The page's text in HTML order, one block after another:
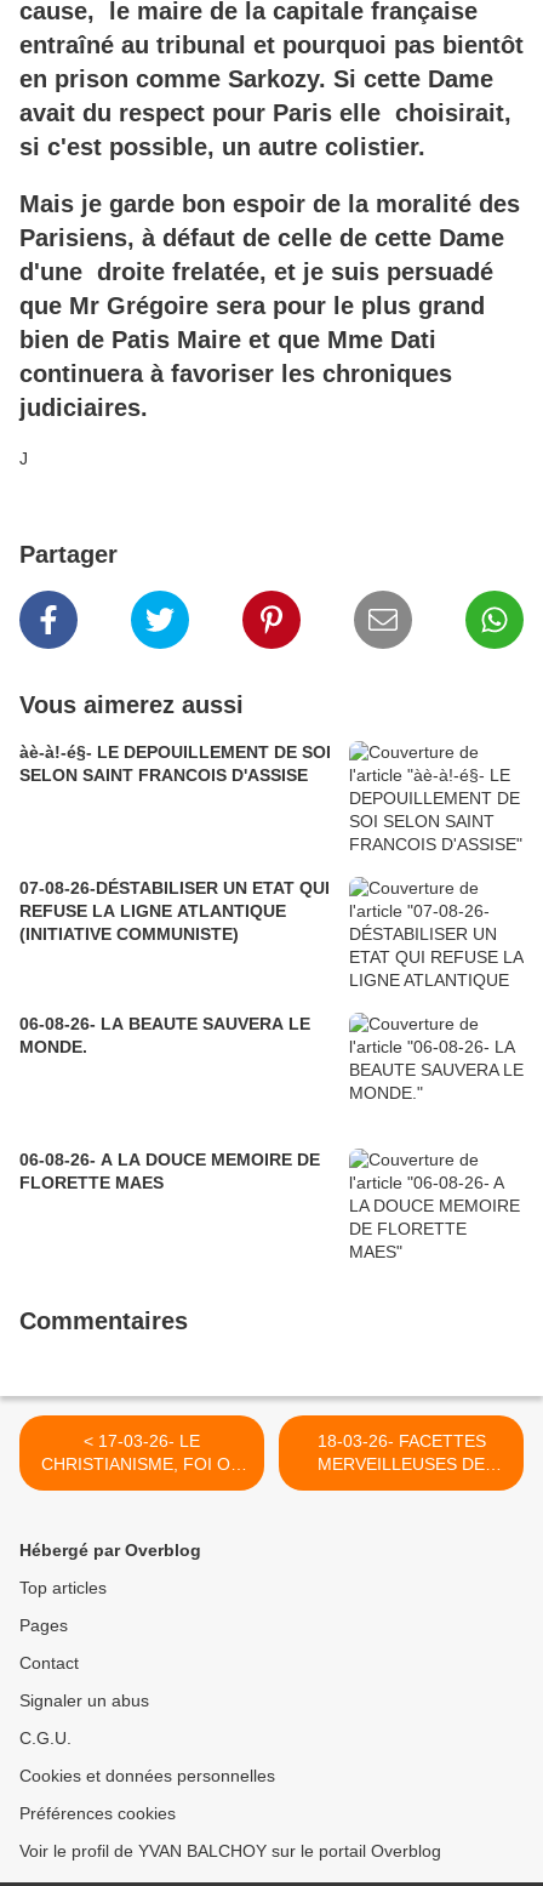
cause, le maire de la capitale française
entraîné au tribunal et pourquoi pas bientôt
en prison comme Sarkozy. Si cette Dame
avait du respect pour Paris elle choisirait,
si c'est possible, un autre colistier.
Mais je garde bon espoir de la moralité des
Parisiens, à défaut de celle de cette Dame
d'une droite frelatée, et je suis persuadé
que Mr Grégoire sera pour le plus grand
bien de Patis Maire et que Mme Dati
continuera à favoriser les chroniques
judiciaires.
J
Partager
Vous aimerez aussi
àè-à!-é§- LE DEPOUILLEMENT DE SOI
SELON SAINT FRANCOIS D'ASSISE
07-08-26-DÉSTABILISER UN ETAT QUI
REFUSE LA LIGNE ATLANTIQUE
(INITIATIVE COMMUNISTE)
06-08-26- LA BEAUTE SAUVERA LE
MONDE.
06-08-26- A LA DOUCE MEMOIRE DE
FLORETTE MAES
Commentaires
< 17-03-26- LE
CHRISTIANISME, FOI OU
RELIGION ? (Yvan Balchoy)
18-03-26- FACETTES
MERVEILLEUSES DE
SAINT AUBIN EN
Hébergé par Overblog
Top articles
Pages
Contact
Signaler un abus
C.G.U.
Cookies et données personnelles
Préférences cookies
Voir le profil de YVAN BALCHOY sur le portail Overblog